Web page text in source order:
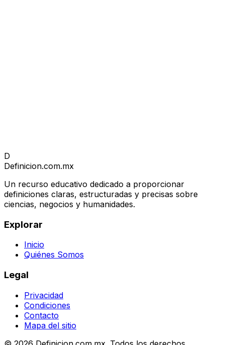
D
Definicion.com.mx
Un recurso educativo dedicado a proporcionar
definiciones claras, estructuradas y precisas sobre
ciencias, negocios y humanidades.
Explorar
Inicio
Quiénes Somos
Legal
Privacidad
Condiciones
Contacto
Mapa del sitio